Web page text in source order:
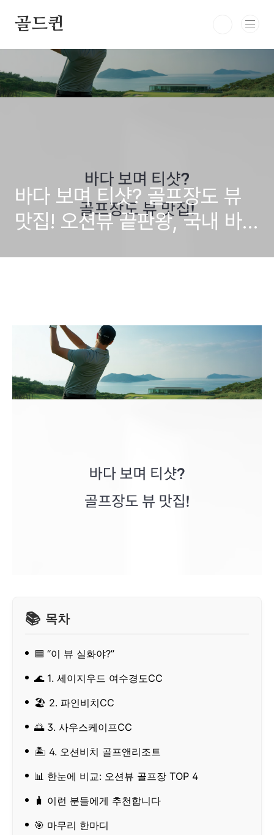
골드퀸
바다 보며 티샷? 골프장도 뷰
맛집! 오션뷰 끝판왕, 국내 바
목차
🟦 “이 뷰 실화야?”
🌊 1. 세이지우드 여수경도CC
🏖️ 2. 파인비치CC
🌅 3. 사우스케이프CC
🏝️ 4. 오션비치 골프앤리조트
📊 한눈에 비교: 오션뷰 골프장 TOP 4
🧳 이런 분들에게 추천합니다
🎯 마무리 한마디